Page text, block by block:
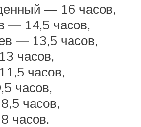
— 16 часов,
— 14,5 часов,
— 13,5 часов,
часов,
часов,
часов,
часов,
часов.